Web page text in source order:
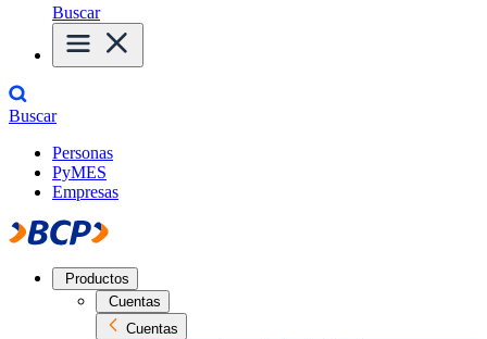
Buscar
Buscar
Personas
PyMES
Empresas
Productos
Cuentas
Cuentas